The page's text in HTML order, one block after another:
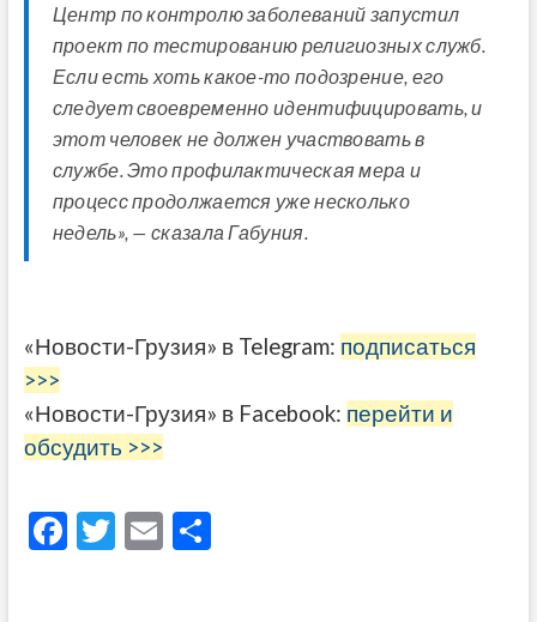
Центр по контролю заболеваний запустил
проект по тестированию религиозных служб.
Если есть хоть какое-то подозрение, его
следует своевременно идентифицировать, и
этот человек не должен участвовать в
службе. Это профилактическая мера и
процесс продолжается уже несколько
недель», — сказала Габуния.
«Новости-Грузия» в Telegram: подписаться
>>>
«Новости-Грузия» в Facebook: перейти и
обсудить >>>
F T E О